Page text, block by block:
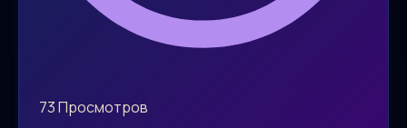
73Просмотров